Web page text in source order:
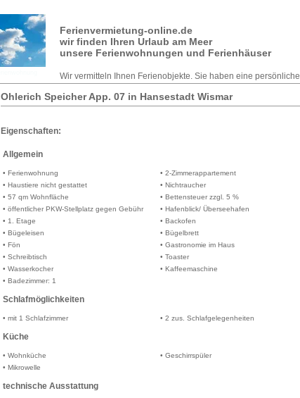
Ferienvermietung-online.de
wir finden Ihren Urlaub am Meer
unsere Ferienwohnungen und Ferienhäuser
Wir vermitteln Ihnen Ferienobjekte. Sie haben eine
Ohlerich Speicher App. 07 in Hansestadt Wismar
Eigenschaften:
Allgemein
• Ferienwohnung
• 2-Zimmerappartement
• Haustiere nicht gestattet
• Nichtraucher
• 57 qm Wohnfläche
• Bettensteuer zzgl. 5 %
• öffentlicher PKW-Stellplatz gegen Gebühr
• Hafenblick/ Überseehafen
• 1. Etage
• Backofen
• Bügeleisen
• Bügelbrett
• Fön
• Gastronomie im Haus
• Schreibtisch
• Toaster
• Wasserkocher
• Kaffeemaschine
• Badezimmer: 1
Schlafmöglichkeiten
• mit 1 Schlafzimmer • 2 zus. Schlafgelegenheiten
Küche
• Wohnküche
• Geschirrspüler
• Mikrowelle
technische Ausstattung